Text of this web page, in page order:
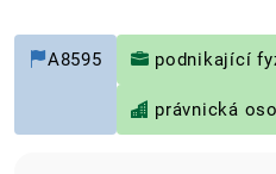
A8595 podnikající
právnická